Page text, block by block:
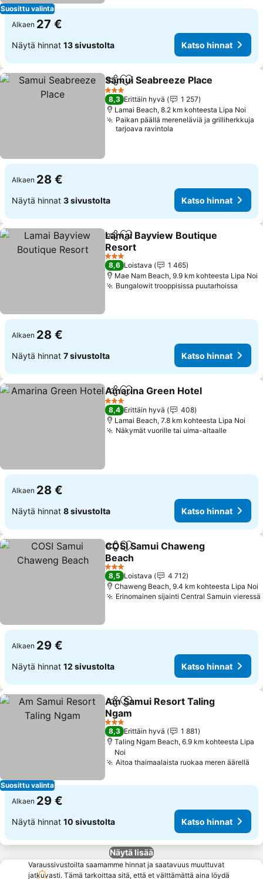
Suosittu valinta
Alkaen 27 €
Näytä hinnat 13 sivustolta Katso hinnat
Jaa Lisää suosikkeihin
Samui Seabreeze Place
3 Tähtiluokitus
8,3 Erittäin hyvä
1 257
Lamai Beach, 8.2 km kohteesta Lipa Noi
Paikan päällä mereneläviä ja grilliherkkuja
tarjoava ravintola
Alkaen 28 €
Näytä hinnat 3 sivustolta Katso hinnat
Jaa Lisää suosikkeihin
Lamai Bayview Boutique
Resort
Katso hinnat
3 Tähtiluokitus
8,6 Loistava
1 465
Mae Nam Beach, 9.9 km kohteesta Lipa Noi
Bungalowit trooppisissa puutarhoissa
Alkaen 28 €
Näytä hinnat 7 sivustolta Katso hinnat
Jaa Lisää suosikkeihin
Amarina Green Hotel
3 Tähtiluokitus
8,4 Erittäin hyvä
408
Lamai Beach, 7.8 km kohteesta Lipa Noi
Näkymät vuorille tai uima-altaalleKatso
Alkaen 28 €
Näytä hinnat 8 sivustolta Katso hinnat
Jaa Lisää suosikkeihin
COSI Samui Chaweng
Beach
Katso hinnat
3 Tähtiluokitus
8,5 Loistava
4 712
Chaweng Beach, 9.4 km kohteesta Lipa Noi
Erinomainen sijainti Central Samuin vieressä
Alkaen 29 €
Näytä hinnat 12 sivustolta Katso hinnat
Suosittu valinta
Jaa Lisää suosikkeihin
Am Samui Resort Taling
Ngam
Katso hinnat
3 Tähtiluokitus
8,3 Erittäin hyvä
1 881
Taling Ngam Beach, 6.9 km kohteesta Lipa
Noi
Aitoa thaimaalaista ruokaa meren äärellä
Alkaen 29 €
Näytä hinnat 10 sivustolta Katso hinnat
Näytä lisää
Varaussivustoilta saamamme hinnat ja saatavuus muuttuvat
jatkuvasti. Tämä tarkoittaa sitä, että et välttämättä aina löydä